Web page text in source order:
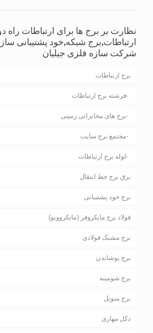
نظارت بر برج ها برای ارتباطات راه
ارتباطات,برج شبکه,خود پشتیبانی
شرکت سازه فلزی جیلیان
برج ارتباطات
فرشته برج ارتباطات
برج های مخابراتی زمینی
مجتمع برج سایت
لوله برج ارتباطات
برق برج خط انتقال
برج خود پشتیبانی
فولاد برج مایکروفر (مایکروویو)
برج مشبک فولادی
برج پوشاندن
برج شومینه
برج منوپل
دکل مهاری